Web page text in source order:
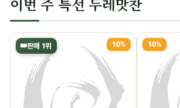
👑판매 1위 10% 10%